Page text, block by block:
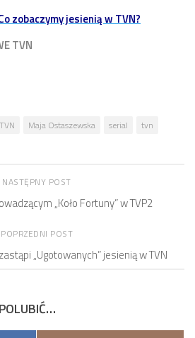
zobaczymy jesienią w TVN?
TVN
Maja Ostaszewska serial tvn
NASTĘPNY POST
„Koło Fortuny” w TVP2
POPRZEDNI POST
„Ugotowanych” jesienią w TVN